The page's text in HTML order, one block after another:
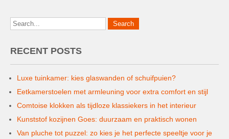
RECENT POSTS
Luxe tuinkamer: kies glaswanden of schuifpuien?
Eetkamerstoelen met armleuning voor extra comfort en stijl
Comtoise klokken als tijdloze klassiekers in het interieur
Kunststof kozijnen Goes: duurzaam en praktisch wonen
Van pluche tot puzzel: zo kies je het perfecte speeltje voor je